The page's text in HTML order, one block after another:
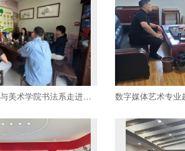
访企拓岗｜设计与美术学院书法系走进世纪国刚